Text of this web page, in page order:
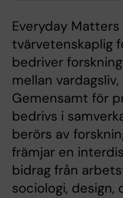
Everyday Matters
tvärvetenskaplig
bedriver
mellan
Gemensamt för
bedrivs i
berörs av
främjar en
bidrag från
sociologi, design,